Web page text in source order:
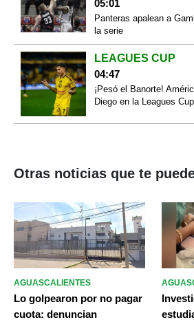
05:01
Panteras apalean a
la serie
LEAGUES CUP
04:47
¡Pesó el Banorte!
Diego en la Leagues Cup
Otras noticias que te
AGUASCALIENTES
Lo golpearon por no pagar
cuota: denuncian